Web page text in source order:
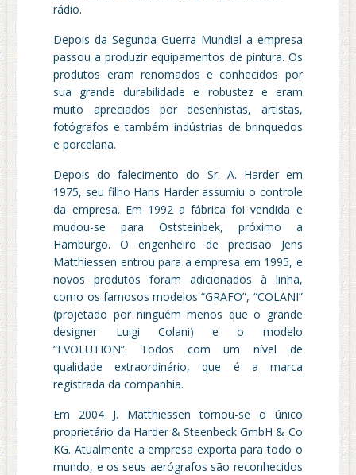
rádio.
Depois da Segunda Guerra Mundial a empresa
passou a produzir equipamentos de pintura. Os
produtos eram renomados e conhecidos por
sua grande durabilidade e robustez e eram
muito apreciados por desenhistas, artistas,
fotógrafos e também indústrias de brinquedos
e porcelana.
Depois do falecimento do Sr. A. Harder em
1975, seu filho Hans Harder assumiu o controle
da empresa. Em 1992 a fábrica foi vendida e
mudou-se para Oststeinbek, próximo a
Hamburgo. O engenheiro de precisão Jens
Matthiessen entrou para a empresa em 1995, e
novos produtos foram adicionados à linha,
como os famosos modelos “GRAFO”, “COLANI”
(projetado por ninguém menos que o grande
designer Luigi Colani) e o modelo
“EVOLUTION”. Todos com um nível de
qualidade extraordinário, que é a marca
registrada da companhia.
Em 2004 J. Matthiessen tornou-se o único
proprietário da Harder & Steenbeck GmbH & Co
KG. Atualmente a empresa exporta para todo o
mundo, e os seus aerógrafos são reconhecidos